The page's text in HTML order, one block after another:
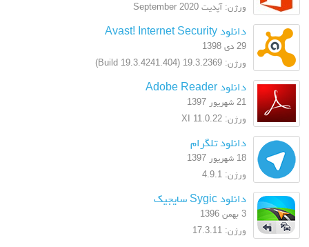
ورژن: آپدیت September 2020
دانلود Avast! Internet Security
29 دی 1398
ورژن: 19.3.2369 (Build 19.3.4241.404)
دانلود Adobe Reader
21 شهریور 1397
ورژن: XI 11.0.22
دانلود تلگرام
18 شهریور 1397
ورژن: 4.9.1
دانلود Sygic سایجیک
3 بهمن 1396
ورژن: 17.3.11